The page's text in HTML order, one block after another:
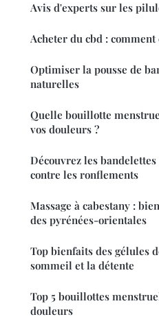
Avis d'experts sur les
Acheter du cbd :
Optimiser la pousse de
naturelles
Quelle bouillotte
vos douleurs ?
Découvrez les
contre les ronflements
Massage à cabestany :
des pyrénées-orientales
Top bienfaits des gélules
sommeil et la détente
Top 5 bouillottes
douleurs